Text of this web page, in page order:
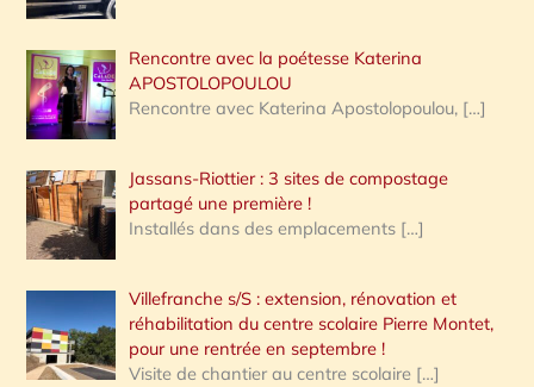
Rencontre avec la poétesse Katerina
APOSTOLOPOULOU
Rencontre avec Katerina Apostolopoulou, […]
Jassans-Riottier : 3 sites de compostage
partagé une première !
Installés dans des emplacements […]
Villefranche s/S : extension, rénovation et
réhabilitation du centre scolaire Pierre Montet,
pour une rentrée en septembre !
Visite de chantier au centre scolaire […]